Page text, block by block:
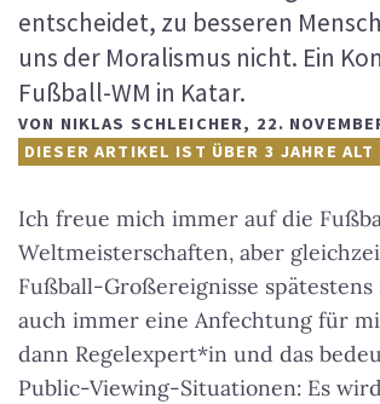
entscheidet, zu besseren
uns der Moralismus nicht. Ein
Fußball-WM in Katar.
VON NIKLAS SCHLEICHER, 22.
DIESER ARTIKEL IST ÜBER 3 JAHRE ALT
Ich freue mich immer auf die
Weltmeisterschaften, aber
Fußball-Großereignisse spätestens
auch immer eine Anfechtung für
dann Regelexpert*in und das
Public-Viewing-Situationen: Es